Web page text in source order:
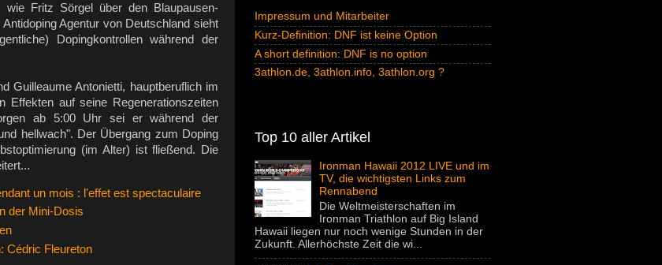
wie Fritz Sörgel über den Blaupausen-
Agentur von Deutschland sieht
Dopingkontrollen während der
Guilleaume Antonietti, hauptberuflich im
Effekten auf seine Regenerationszeiten
ab 5:00 Uhr sei er während der
hellwach". Der Übergang zum Doping
(im Alter) ist fließend. Die
un mois : l'effet est spectaculaire
der Mini-Dosis
Cédric Fleureton
Impressum und Mitarbeiter
Kurz-Definition: DNF ist keine Option
A short definition: DNF is no option
3athlon.de, 3athlon.info, 3athlon.org ?
Top 10 aller Artikel
Ironman Hawaii 2012 LIVE und im
TV, die wichtigsten Links zum
Rennabend
Die Weltmeisterschaften im
Ironman Triathlon auf Big Island
Hawaii liegen nur noch wenige Stunden in der
Zukunft. Allerhöchste Zeit die wi...